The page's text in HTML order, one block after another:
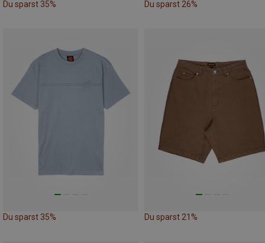
Du sparst 35% Du sparst 26%
Du sparst 35% Du sparst 21%